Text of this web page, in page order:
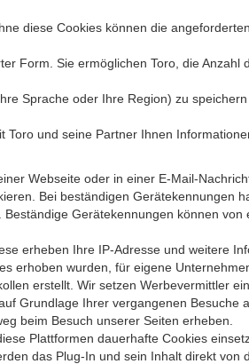
diese Cookies können die
Form. Sie ermöglichen Toro, die
Sprache oder Ihre Region) zu
und seine Partner Ihnen
Webseite oder in einer E-Mail-
Bei beständigen Gerätekennungen
Gerätekennungen können
erheben Ihre IP-Adresse und weitere
erhoben wurden, für eigene
erstellt. Wir setzen Werbevermittler
Grundlage Ihrer vergangenen Besuche
beim Besuch unserer Seiten erheben.
Plattformen dauerhafte Cookies
das Plug-In und sein Inhalt direkt von